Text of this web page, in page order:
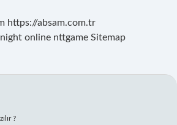
https://absam.com.tr
online nttgame Sitemap
?